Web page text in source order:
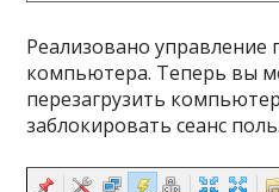
Реализовано управление
компьютера. Теперь вы
перезагрузить
заблокировать сеанс